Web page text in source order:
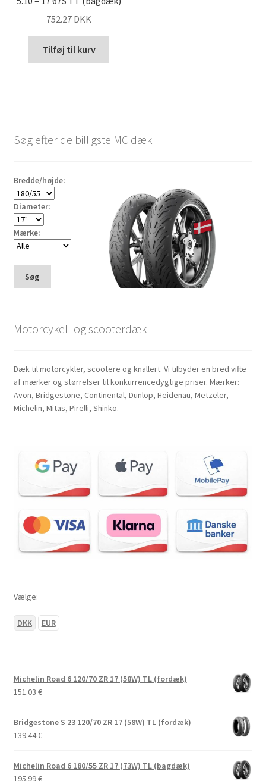
752.27 DKK
Tilføj til kurv
Søg efter de billigste MC dæk
Bredde/højde:
Diameter:
Mærke:
Søg
Motorcykel- og scooterdæk
Dæk til motorcykler, scootere og knallert. Vi tilbyder en bred vifte
af mærker og størrelser til konkurrencedygtige priser. Mærker:
Avon, Bridgestone, Continental, Dunlop, Heidenau, Metzeler,
Michelin, Mitas, Pirelli, Shinko.
Vælge:
DKK EUR
Michelin Road 6 120/70 ZR 17 (58W) TL (fordæk)
151.03 €
Bridgestone S 23 120/70 ZR 17 (58W) TL (fordæk)
139.44€
Michelin Road 6 180/55 ZR 17 (73W) TL (bagdæk)
195.99€